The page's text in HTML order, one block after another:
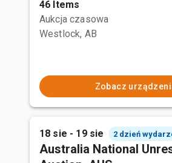
46 Items
Aukcja czasowa
Westlock, AB
Zobacz
18 sie - 19 sie 2 dzień
Australia National